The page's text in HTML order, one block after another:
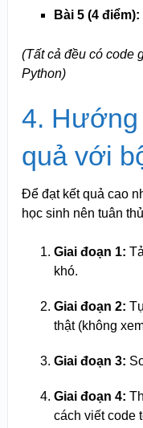
Bài 5 (4
(Tất cả đều có code
Python)
4. Hướng
quả với
Để đạt kết quả cao
học sinh nên tuân
Giai đoạn 1:
khó.
Giai đoạn 2:
thật (không
Giai đoạn 3:
Giai đoạn 4:
cách viết code